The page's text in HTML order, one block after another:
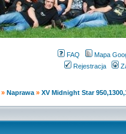
FAQ
Mapa
Rejestracja
» Naprawa » XV Midnight Star